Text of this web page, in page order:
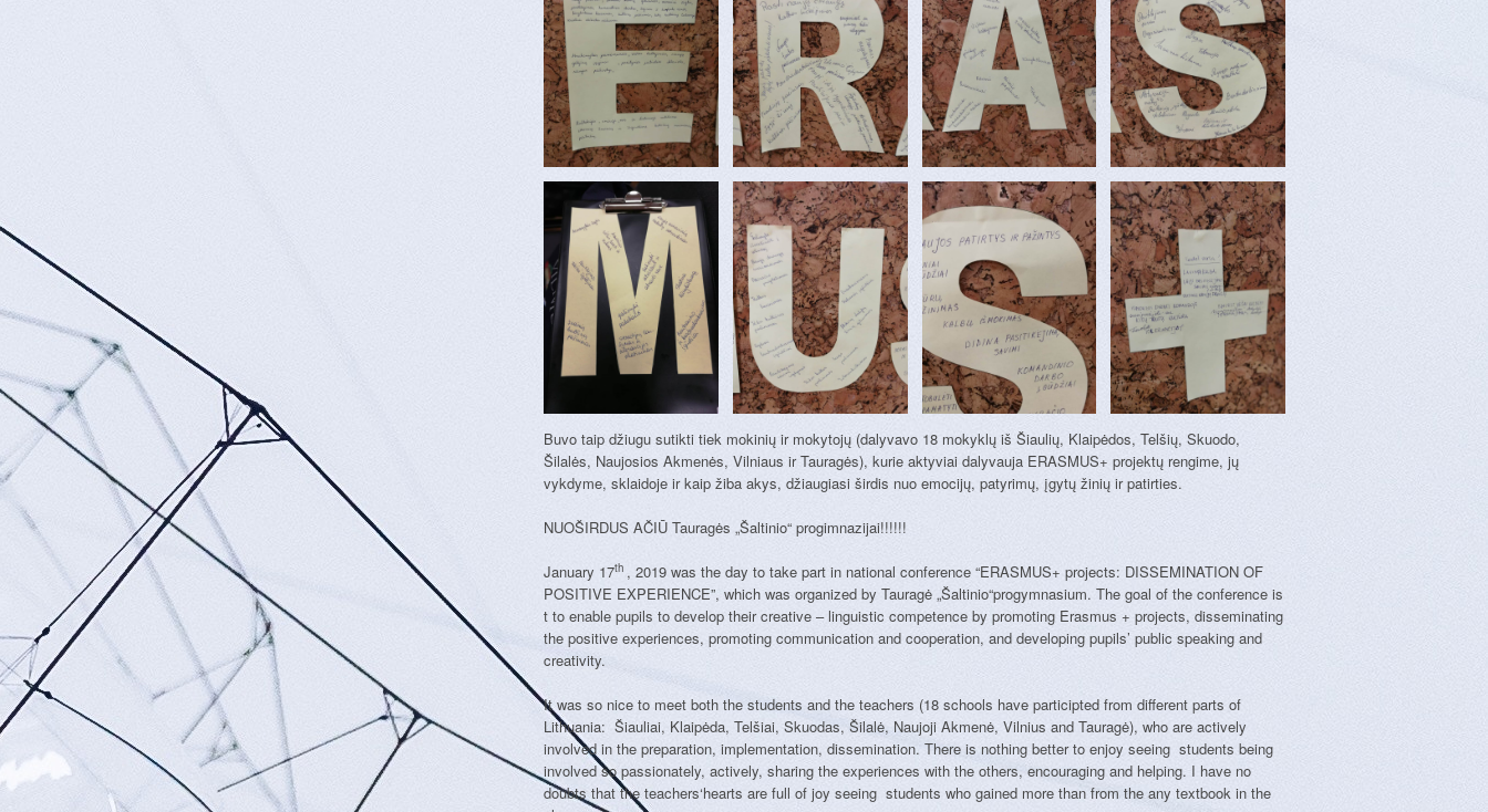
Buvo taip džiugu sutikti tiek mokinių ir mokytojų (dalyvavo 18 mokyklų iš Šiaulių, Klaipėdos, Telšių, Skuodo,
Šilalės, Naujosios Akmenės, Vilniaus ir Tauragės), kurie aktyviai dalyvauja ERASMUS+ projektų rengime, jų
vykdyme, sklaidoje ir kaip žiba akys, džiaugiasi širdis nuo emocijų, patyrimų, įgytų žinių ir patirties.
NUOŠIRDUS AČIŪ Tauragės „Šaltinio“ progimnazijai!!!!!!
January 17th , 2019 was the day to take part in national conference “ERASMUS+ projects: DISSEMINATION OF
POSITIVE EXPERIENCE”, which was organized by Tauragė „Šaltinio“progymnasium. The goal of the conference is
t to enable pupils to develop their creative – linguistic competence by promoting Erasmus + projects, disseminating
the positive experiences, promoting communication and cooperation, and developing pupils’ public speaking and
creativity.
It was so nice to meet both the students and the teachers (18 schools have participted from different parts of
Lithuania: Šiauliai, Klaipėda, Telšiai, Skuodas, Šilalė, Naujoji Akmenė, Vilnius and Tauragė), who are actively
involved in the preparation, implementation, dissemination. There is nothing better to enjoy seeing students being
involved so passionately, actively, sharing the experiences with the others, encouraging and helping. I have no
doubts that the teachers‘hearts are full of joy seeing students who gained more than from the any textbook in the